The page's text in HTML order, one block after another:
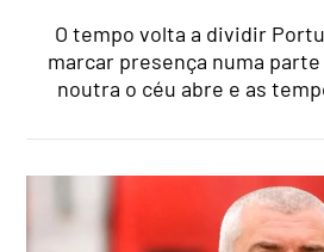
O tempo volta a dividir
marcar presença numa
noutra o céu abre e as